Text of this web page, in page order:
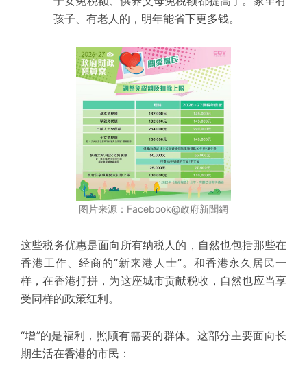
孩子、有老人的，明年能省下更多钱。
图片来源：Facebook@政府新聞網
这些税务优惠是面向所有纳税人的，自然也包括那些在
香港工作、经商的“新来港人士”。和香港永久居民一
样，在香港打拼，为这座城市贡献税收，自然也应当享
受同样的政策红利。
“增”的是福利，照顾有需要的群体。 这部分主要面向长
期生活在香港的市民：